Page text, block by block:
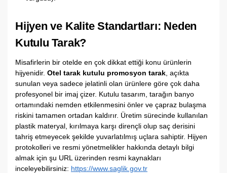
Hijyen ve Kalite Standartları: Neden
Kutulu Tarak?
Misafirlerin bir otelde en çok dikkat ettiği konu ürünlerin
hijyenidir. Otel tarak kutulu promosyon tarak açıkta
sunulan veya sadece jelatinli olan ürünlere göre çok daha
profesyonel bir imaj çizer. Kutulu tasarım, tarağın banyo
ortamındaki nemden etkilenmesini önler ve çapraz bulaşma
riskini tamamen ortadan kaldırır. Üretim sürecinde kullanılan
plastik materyal, kırılmaya karşı dirençli olup saç derisini
tahriş etmeyecek şekilde yuvarlatılmış uçlara sahiptir. Hijyen
protokolleri ve resmi yönetmelikler hakkında detaylı bilgi
almak için şu URL üzerinden resmi kaynakları
inceleyebilirsiniz: https://www.saglik.gov.tr